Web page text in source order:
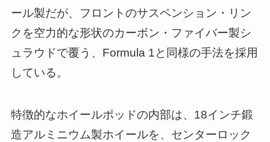
ール製だが、フロントのサスペンション・リン
クを空力的な形状のカーボン・ファイバー製シ
ュラウドで覆う、Formula 1と同様の手法を採用
している。
特徴的なホイールポッドの内部は、18インチ鍛
造アルミニウム製ホイールを、センターロック